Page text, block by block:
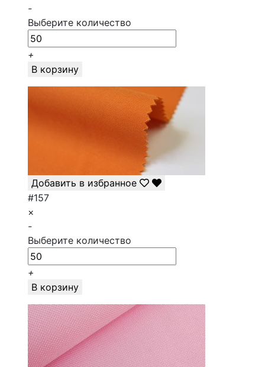
-
Выберите количество
+
В корзину
Добавить в избранное
#157
×
-
Выберите количество
+
В корзину